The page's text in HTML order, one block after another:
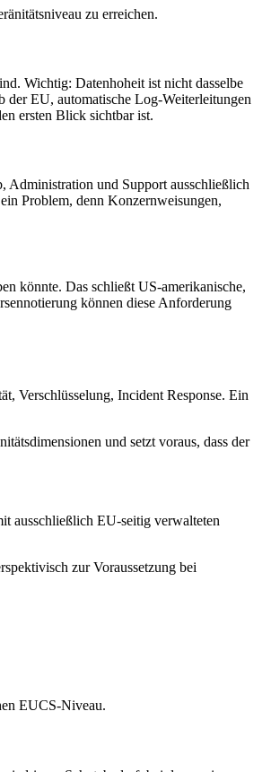
zu erreichen.
Wichtig: Datenhoheit ist nicht dasselbe
der EU, automatische Log-Weiterleitungen
ersten Blick sichtbar ist.
Administration und Support ausschließlich
Problem, denn Konzernweisungen,
könnte. Das schließt US-amerikanische,
können diese Anforderung
Verschlüsselung, Incident Response. Ein
und setzt voraus, dass der
ausschließlich EU-seitig verwalteten
zur Voraussetzung bei
EUCS-Niveau.